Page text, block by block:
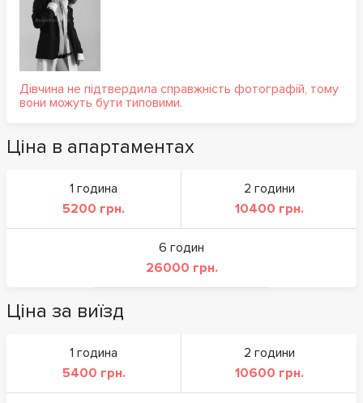
Дівчина не підтвердила справжність фотографій, тому
вони можуть бути типовими.
Ціна в апартаментах
1 година
5200 грн.
2 години
10400 грн.
6 годин
26000 грн.
Ціна за виїзд
1 година
5400 грн.
2 години
10600 грн.